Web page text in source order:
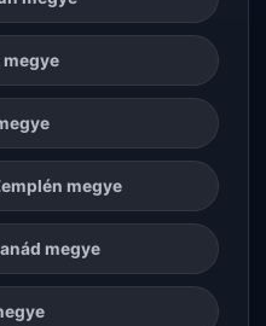
megye
megye
megye